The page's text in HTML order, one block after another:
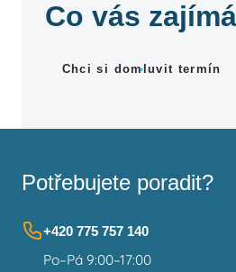
Co vás
Chci si domluvit termín
Potřebujete poradit?
+420 775 757 140
Po–Pá 9:00–17:00